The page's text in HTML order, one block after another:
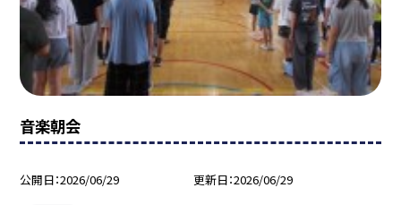
音楽朝会
公開日 2026/06/29 更新日 2026/06/29